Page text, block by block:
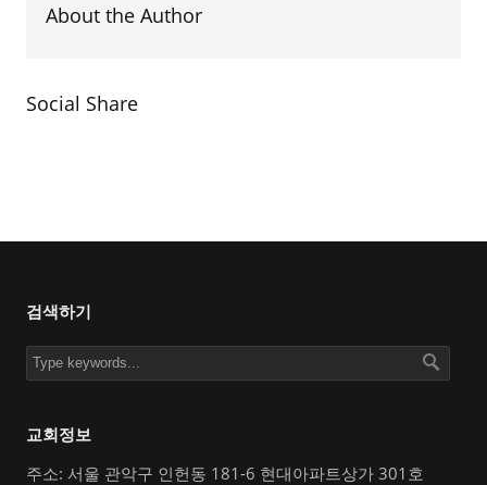
About the Author
Social Share
검색하기
교회정보
주소: 서울 관악구 인헌동 181-6 현대아파트상가 301호